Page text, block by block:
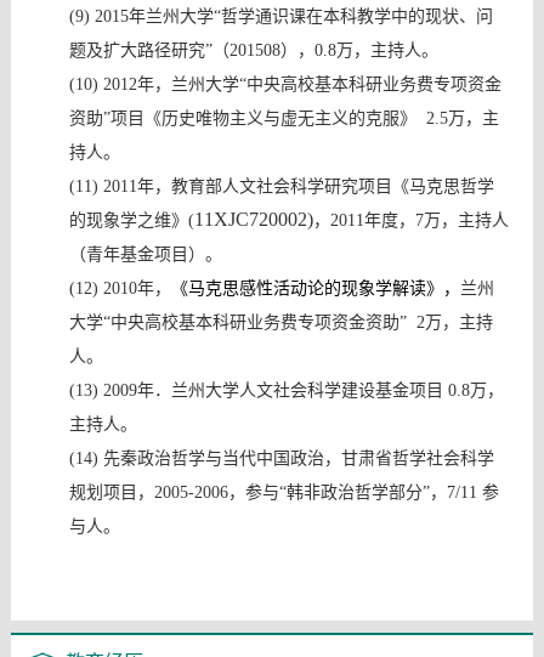
(9) 2015年兰州大学“哲学通识课在本科教学中的现状、问
题及扩大路径研究”（201508）， 0.8万，主持人。
(10) 2012年，兰州大学“中央高校基本科研业务费专项资金
资助”项目《历史唯物主义与虚无主义的克服》 2.5万，主
持人。
(11) 2011年，教育部人文社会科学研究项目《马克思哲学
的现象学之维》 (11XJC720002)， 2011年度， 7万，主持人
（青年基金项目）。
(12) 2010年， 《马克思感性活动论的现象学解读》， 兰州
大学“中央高校基本科研业务费专项资金资助” 2万，主持
人。
(13) 2009年．兰州大学人文社会科学建设基金项目 0.8万，
主持人。
(14) 先秦政治哲学与当代中国政治，甘肃省哲学社会科学
规划项目， 2005-2006，参与“韩非政治哲学部分”， 7/11 参
与人。